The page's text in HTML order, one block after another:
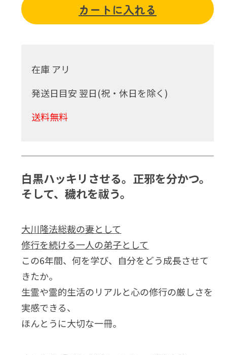
カートに入れる
在庫 アリ
発送日目安 翌日(祝・休日を除く)
送料無料
白黒ハッキリさせる。正邪を分かつ。
そして、穢れを祓う。
大川隆法総裁の妻として
修行を続ける一人の弟子として
この6年間、何を学び、自分をどう成長させて
きたか。
生霊や霊的生活のリアルと心の修行の厳しさを
実感できる、
ほんとうに大切な一冊。